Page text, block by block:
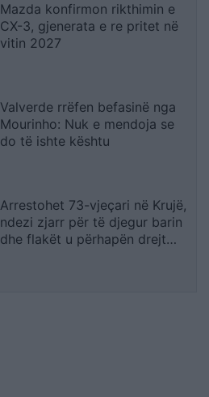
Mazda konfirmon rikthimin e
CX-3, gjenerata e re pritet në
vitin 2027
Valverde rrëfen befasinë nga
Mourinho: Nuk e mendoja se
do të ishte kështu
Arrestohet 73-vjeçari në Krujë,
ndezi zjarr për të djegur barin
dhe flakët u përhapën drejt